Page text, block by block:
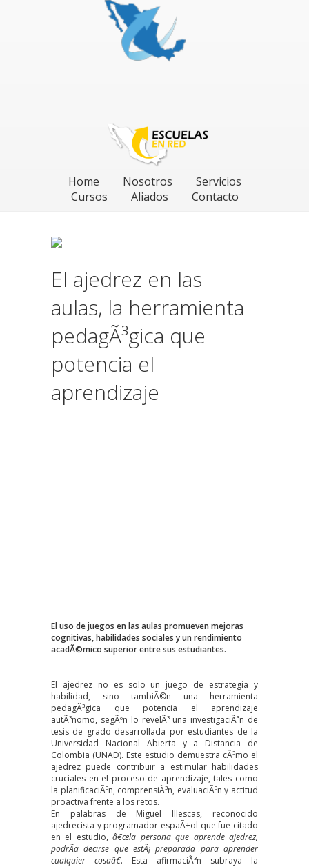
Home Nosotros
Servicios
Cursos
Aliados Contacto
El ajedrez en las
aulas, la herramienta
pedagÃ³gica que
potencia el
aprendizaje
El uso de juegos en las aulas promueven mejoras
cognitivas, habilidades sociales y un rendimiento
acadÃ©mico superior entre sus estudiantes.
El ajedrez no es solo un juego de estrategia y
habilidad, sino tambiÃ©n una herramienta
pedagÃ³gica que potencia el aprendizaje
autÃ³nomo, segÃºn lo revelÃ³ una investigaciÃ³n de
tesis de grado desarrollada por estudiantes de la
Universidad Nacional Abierta y a Distancia de
Colombia (UNAD). Este estudio demuestra cÃ³mo el
ajedrez puede contribuir a estimular habilidades
cruciales en el proceso de aprendizaje, tales como
la planificaciÃ³n, comprensiÃ³n, evaluaciÃ³n y actitud
proactiva frente a los retos.
En palabras de Miguel Illescas, reconocido
ajedrecista y programador espaÃ±ol que fue citado
en el estudio,â€œla persona que aprende ajedrez,
podrÃ­a decirse que estÃ¡ preparada para aprender
cualquier cosaâ€. Esta afirmaciÃ³n subraya la